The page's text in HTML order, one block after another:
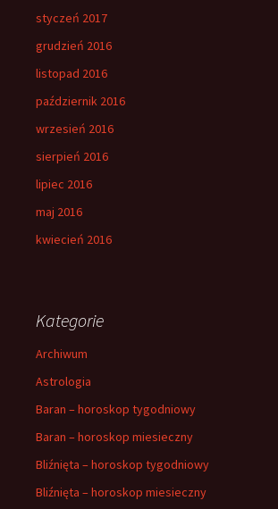
styczeń 2017
grudzień 2016
listopad 2016
październik 2016
wrzesień 2016
sierpień 2016
lipiec 2016
maj 2016
kwiecień 2016
Kategorie
Archiwum
Astrologia
Baran – horoskop tygodniowy
Baran – horoskop miesieczny
Bliźnięta – horoskop tygodniowy
Bliźnięta – horoskop miesieczny